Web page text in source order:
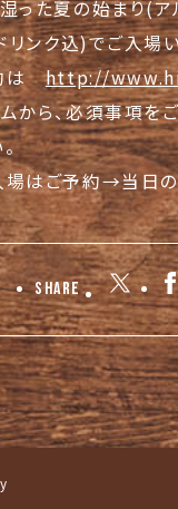
った夏の始まり(
ンク込)でご入場
はhttp://
から、必須事項を
はご予約→当日の
Share